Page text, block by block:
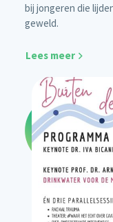
bij jongeren die
geweld.
Lees meer